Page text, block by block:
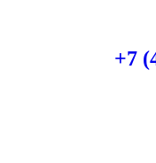
+7